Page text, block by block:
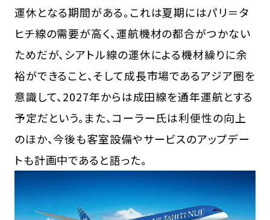
運休となる期間がある。これは夏期にはパリ＝タ
ヒチ線の需要が高く、運航機材の都合がつかない
ためだが、シアトル線の運休による機材繰りに余
裕ができること、そして成長市場であるアジア圏を
意識して、2027年からは成田線を通年運航とする
予定だという。また、コーラー氏は利便性の向上
のほか、今後も客室設備やサービスのアップデー
トも計画中であると語った。